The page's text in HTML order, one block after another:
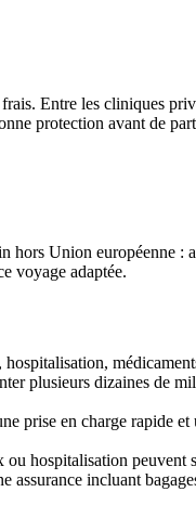
Entre les cliniques
protection avant de
hors Union européenne
voyage adaptée.
plusieurs dizaines de
prise en charge rapide
hospitalisation
assurance incluant